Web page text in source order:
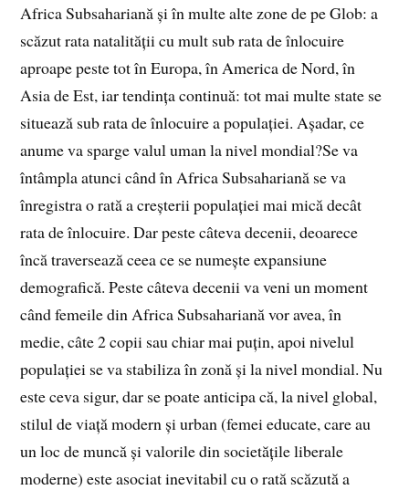
Africa Subsahariană și în multe alte zone de pe Glob: a
scăzut rata natalității cu mult sub rata de înlocuire
aproape peste tot în Europa, în America de Nord, în
Asia de Est, iar tendința continuă: tot mai multe state se
situează sub rata de înlocuire a populației. Așadar, ce
anume va sparge valul uman la nivel mondial?Se va
întâmpla atunci când în Africa Subsahariană se va
înregistra o rată a creșterii populației mai mică decât
rata de înlocuire. Dar peste câteva decenii, deoarece
încă traversează ceea ce se numește expansiune
demografică. Peste câteva decenii va veni un moment
când femeile din Africa Subsahariană vor avea, în
medie, câte 2 copii sau chiar mai puțin, apoi nivelul
populației se va stabiliza în zonă și la nivel mondial. Nu
este ceva sigur, dar se poate anticipa că, la nivel global,
stilul de viață modern și urban (femei educate, care au
un loc de muncă și valorile din societățile liberale
moderne) este asociat inevitabil cu o rată scăzută a